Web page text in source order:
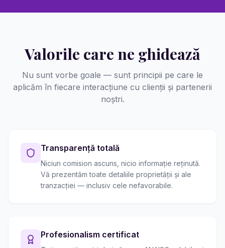
Valorile care ne ghidează
Nu sunt vorbe goale — sunt principii pe care le
aplicăm în fiecare interacțiune cu clienții și partenerii
noștri.
Transparență totală
Niciun comision ascuns, nicio informație reținută.
Vă prezentăm toate detaliile proprietății și ale
tranzacției — inclusiv cele nefavorabile.
Profesionalism certificat